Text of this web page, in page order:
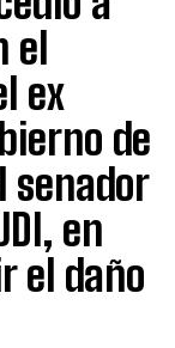
ex
de
senador
en
el daño